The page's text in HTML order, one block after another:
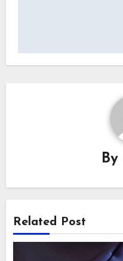
By
Related Post